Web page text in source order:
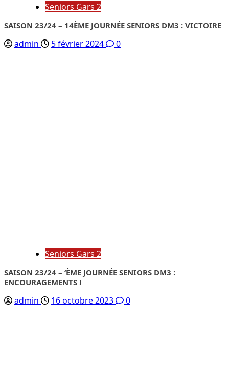
Seniors Gars 2
SAISON 23/24 – 14ÈME JOURNÉE SENIORS DM3 : VICTOIRE
admin 5 février 2024 0
Seniors Gars 2
SAISON 23/24 – ‘ÈME JOURNÉE SENIORS DM3 :
ENCOURAGEMENTS !
admin 16 octobre 2023 0